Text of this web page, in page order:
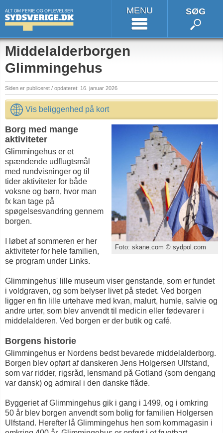
MENU SØG
Middelalderborgen
Glimmingehus
Siden er publiceret / opdateret: 16. januar 2026
Vis beliggenhed på kort
Foto: skane.com © sydpol.com
Borg med mange
aktiviteter
Glimmingehus er et
spændende udflugtsmål
med rundvisninger og til
tider aktiviteter for både
voksne og børn, hvor man
fx kan tage på
spøgelsesvandring gennem
borgen.
I løbet af sommeren er her
aktiviteter for hele familien,
se program under Links.
Glimmingehus' lille museum viser genstande, som er fundet
i voldgraven, og som belyser livet på stedet. Ved borgen
ligger en fin lille urtehave med kvan, malurt, humle, salvie og
andre urter, som blev anvendt til medicin eller fødevarer i
middelalderen. Ved borgen er der butik og café.
Borgens historie
Glimmingehus er Nordens bedst bevarede middelalderborg.
Borgen blev opført af danskeren Jens Holgersen Ulfstand,
som var ridder, rigsråd, lensmand på Gotland (som dengang
var dansk) og admiral i den danske flåde.
Byggeriet af Glimmingehus gik i gang i 1499, og i omkring
50 år blev borgen anvendt som bolig for familien Holgersen
Ulfstand. Herefter lå Glimmingehus hen som kornmagasin i